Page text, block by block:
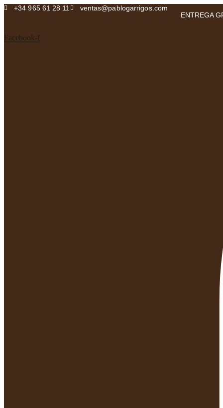
Ir
+34 965 61 28 11
ventas@pablogarrigos.com
ENTREGA
Facebook-f